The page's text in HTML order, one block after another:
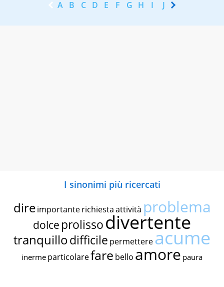
A B C D E F G H I J K
I sinonimi più ricercati
dire importante richiestaattività problema
dolce prolissodivertente
tranquillodifficile permettereacume
inerme particolarefare bello amore paura